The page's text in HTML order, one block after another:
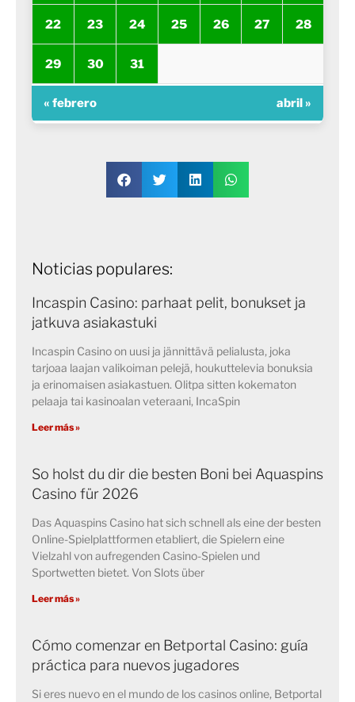
22 23 24 25 26 27 28
29 30 31
« febrero abril »
Noticias populares:
Incaspin Casino: parhaat pelit, bonukset ja
jatkuva asiakastuki
Incaspin Casino on uusi ja jännittävä pelialusta, joka
tarjoaa laajan valikoiman pelejä, houkuttelevia bonuksia
ja erinomaisen asiakastuen. Olitpa sitten kokematon
pelaaja tai kasinoalan veteraani, IncaSpin
Leer más »
So holst du dir die besten Boni bei Aquaspins
Casino für 2026
Das Aquaspins Casino hat sich schnell als eine der besten
Online-Spielplattformen etabliert, die Spielern eine
Vielzahl von aufregenden Casino-Spielen und
Sportwetten bietet. Von Slots über
Leer más »
Cómo comenzar en Betportal Casino: guía
práctica para nuevos jugadores
Si eres nuevo en el mundo de los casinos online, Betportal